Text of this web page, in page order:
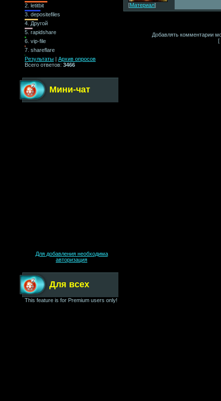
2. letitbit
3. depositefiles
4. Другой
5. rapidshare
6. vip-file
7. shareflare
Результаты | Архив опросов
Всего ответов: 3466
Мини-чат
Для добавления необходима
авторизация
Для всех
This feature is for Premium users only!
[Материал]
Добавлять комментарии
[